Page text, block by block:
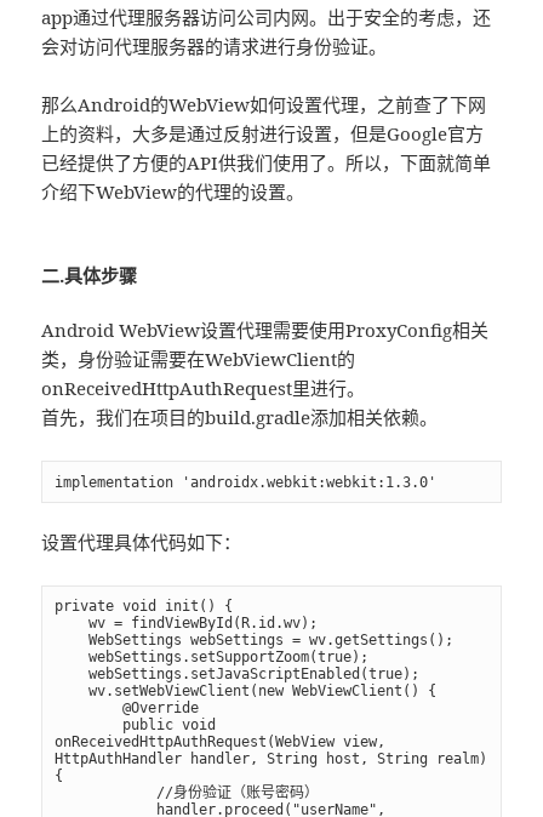
app通过代理服务器访问公司内网。出于安全的考虑，还
会对访问代理服务器的请求进行身份验证。
那么Android的WebView如何设置代理，之前查了下网
上的资料，大多是通过反射进行设置，但是Google官方
已经提供了方便的API供我们使用了。所以，下面就简单
介绍下WebView的代理的设置。
二.具体步骤
Android WebView设置代理需要使用ProxyConfig相关
类，身份验证需要在WebViewClient的
onReceivedHttpAuthRequest里进行。
首先，我们在项目的build.gradle添加相关依赖。
implementation 'androidx.webkit:webkit:1.3.0'
设置代理具体代码如下：
private void init() {
    wv = findViewById(R.id.wv);
    WebSettings webSettings = wv.getSettings();
    webSettings.setSupportZoom(true);
    webSettings.setJavaScriptEnabled(true);
    wv.setWebViewClient(new WebViewClient() {
        @Override
onReceivedHttpAuthRequest(WebView view,
HttpAuthHandler handler, String host, String realm)
{